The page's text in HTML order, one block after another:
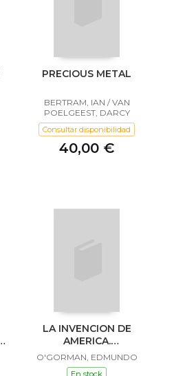
PRECIOUS METAL
BERTRAM, IAN / VAN
POELGEEST, DARCY
Consultar disponibilidad
40,00 €
LA INVENCION DE
AMERICA.
INVESTIGACION
ACERCA DE L
O'GORMAN, EDMUNDO
En stock